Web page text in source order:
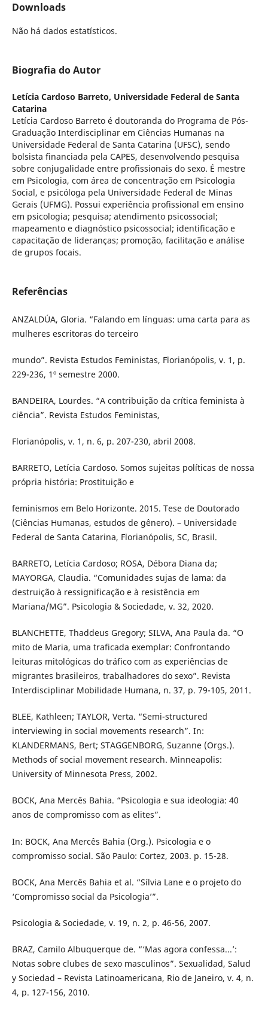
Downloads
Não há dados estatísticos.
Biografia do Autor
Letícia Cardoso Barreto, Universidade Federal de Santa
Catarina
Letícia Cardoso Barreto é doutoranda do Programa de Pós-
Graduação Interdisciplinar em Ciências Humanas na
Universidade Federal de Santa Catarina (UFSC), sendo
bolsista financiada pela CAPES, desenvolvendo pesquisa
sobre conjugalidade entre profissionais do sexo. É mestre
em Psicologia, com área de concentração em Psicologia
Social, e psicóloga pela Universidade Federal de Minas
Gerais (UFMG). Possui experiência profissional em ensino
em psicologia; pesquisa; atendimento psicossocial;
mapeamento e diagnóstico psicossocial; identificação e
capacitação de lideranças; promoção, facilitação e análise
de grupos focais.
Referências
ANZALDÚA, Gloria. “Falando em línguas: uma carta para as
mulheres escritoras do terceiro
mundo”. Revista Estudos Feministas, Florianópolis, v. 1, p.
229-236, 1º semestre 2000.
BANDEIRA, Lourdes. “A contribuição da crítica feminista à
ciência”. Revista Estudos Feministas,
Florianópolis, v. 1, n. 6, p. 207-230, abril 2008.
BARRETO, Letícia Cardoso. Somos sujeitas políticas de nossa
própria história: Prostituição e
feminismos em Belo Horizonte. 2015. Tese de Doutorado
(Ciências Humanas, estudos de gênero). – Universidade
Federal de Santa Catarina, Florianópolis, SC, Brasil.
BARRETO, Letícia Cardoso; ROSA, Débora Diana da;
MAYORGA, Claudia. “Comunidades sujas de lama: da
destruição à ressignificação e à resistência em
Mariana/MG”. Psicologia & Sociedade, v. 32, 2020.
BLANCHETTE, Thaddeus Gregory; SILVA, Ana Paula da. “O
mito de Maria, uma traficada exemplar: Confrontando
leituras mitológicas do tráfico com as experiências de
migrantes brasileiros, trabalhadores do sexo”. Revista
Interdisciplinar Mobilidade Humana, n. 37, p. 79-105, 2011.
BLEE, Kathleen; TAYLOR, Verta. “Semi-structured
interviewing in social movements research”. In:
KLANDERMANS, Bert; STAGGENBORG, Suzanne (Orgs.).
Methods of social movement research. Minneapolis:
University of Minnesota Press, 2002.
BOCK, Ana Mercês Bahia. “Psicologia e sua ideologia: 40
anos de compromisso com as elites”.
In: BOCK, Ana Mercês Bahia (Org.). Psicologia e o
compromisso social. São Paulo: Cortez, 2003. p. 15-28.
BOCK, Ana Mercês Bahia et al. “Sílvia Lane e o projeto do
‘Compromisso social da Psicologia’”.
Psicologia & Sociedade, v. 19, n. 2, p. 46-56, 2007.
BRAZ, Camilo Albuquerque de. “‘Mas agora confessa...’:
Notas sobre clubes de sexo masculinos”. Sexualidad, Salud
y Sociedad – Revista Latinoamericana, Rio de Janeiro, v. 4, n.
4, p. 127-156, 2010.